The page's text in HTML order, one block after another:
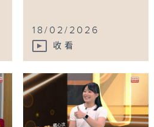
18/02/2026
收看